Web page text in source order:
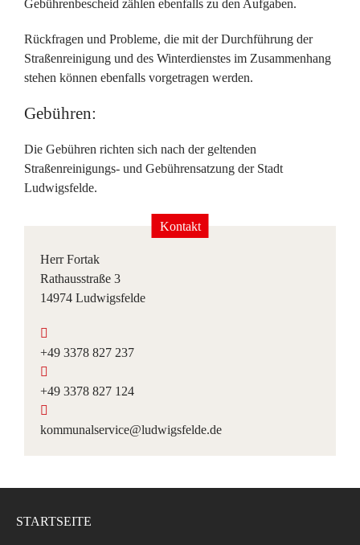
Gebührenbescheid zählen ebenfalls zu den Aufgaben.
Rückfragen und Probleme, die mit der Durchführung der
Straßenreinigung und des Winterdienstes im Zusammenhang
stehen können ebenfalls vorgetragen werden.
Gebühren:
Die Gebühren richten sich nach der geltenden
Straßenreinigungs- und Gebührensatzung der Stadt
Ludwigsfelde.
Kontakt
Herr Fortak
Rathausstraße 3
14974 Ludwigsfelde
+49 3378 827 237
+49 3378 827 124
kommunalservice@ludwigsfelde.de
STARTSEITE